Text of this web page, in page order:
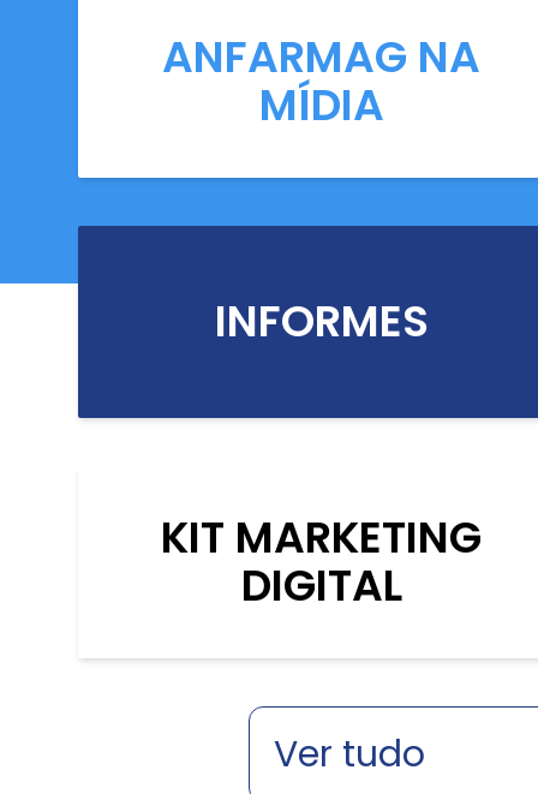
ANFARMAG NA
MÍDIA
INFORMES
KIT MARKETING
DIGITAL